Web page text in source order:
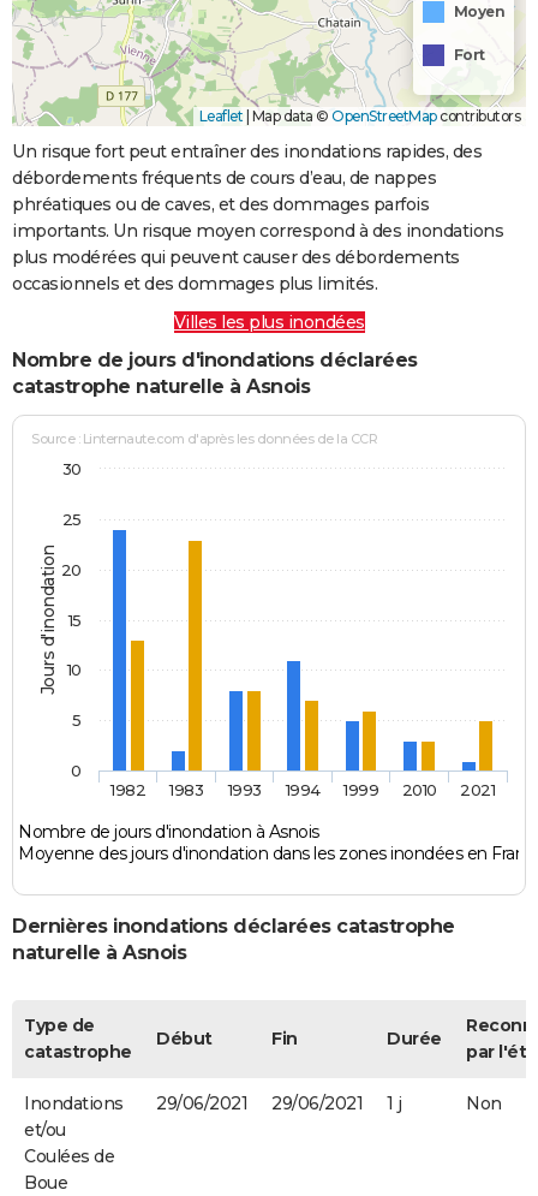
Moyen
Fort
Leaflet | Map data © OpenStreetMapcontributors
Un risque fort peut entraîner des inondations rapides, des
débordements fréquents de cours d’eau, de nappes
phréatiques ou de caves, et des dommages parfois
importants. Un risque moyen correspond à des inondations
plus modérées qui peuvent causer des débordements
occasionnels et des dommages plus limités.
Villes les plus inondées
Nombre de jours d'inondations déclarées
catastrophe naturelle à Asnois
Jours d'inondation
Source : Linternaute.com d'après les données de la CCR
Nombre de jours d'inondation à Asnois
Moyenne des jours d'inondation dans les zones inondées en
1982 1983 1993 1994 1999 2010 2021
0
5
10
15
20
25
30
Dernières inondations déclarées catastrophe
naturelle à Asnois
Type de
catastrophe
Début Fin Durée
par
Inondations
et/ou
Coulées de
Boue
29/06/2021 29/06/2021 1 j Non